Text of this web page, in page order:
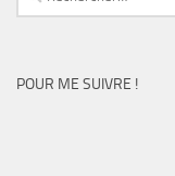
POUR ME SUIVRE !